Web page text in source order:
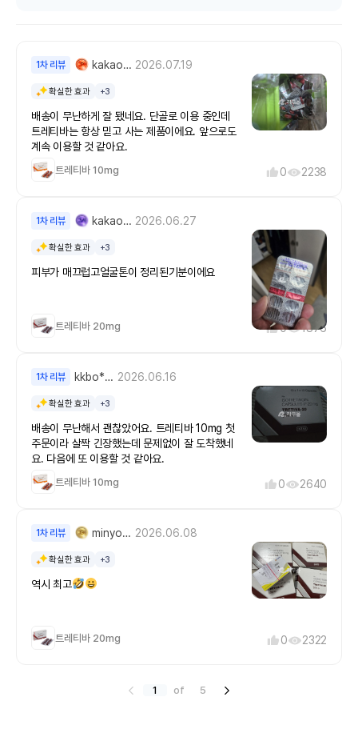
1차 리뷰 kakaotalk_4378503*** 2026.07.19
확실한 효과 +3
배송이 무난하게 잘 됐네요. 단골로 이용 중인데
트레티바는 항상 믿고 사는 제품이에요. 앞으로도
계속 이용할 것 같아요.
트레티바 10mg 0 2238
1차 리뷰 kakaotalk_4531905*** 2026.06.27
확실한 효과 +3
피부가 매끄럽고얼굴톤이 정리된기분이에요
트레티바 20mg 0 1876
1차 리뷰 kkbo*** 2026.06.16
확실한 효과 +3
배송이 무난해서 괜찮았어요. 트레티바 10mg 첫
주문이라 살짝 긴장했는데 문제없이 잘 도착했네
요. 다음에 또 이용할 것 같아요.
트레티바 10mg 0 2640
1차 리뷰 minyoun*** 2026.06.08
확실한 효과 +3
역시 최고
트레티바 20mg 0 2322
1 of 5